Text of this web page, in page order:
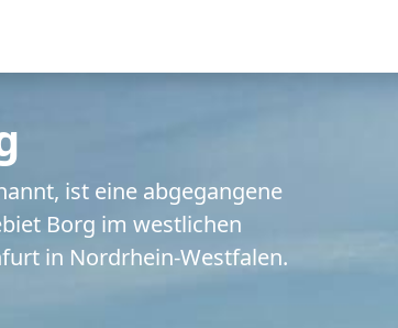
ist eine abgegangene
Borg im westlichen
in Nordrhein-Westfalen.